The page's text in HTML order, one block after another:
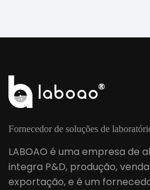
Fornecedor de soluções de
LABOAO é uma empresa de
integra P&D, produção,
exportação, e é um